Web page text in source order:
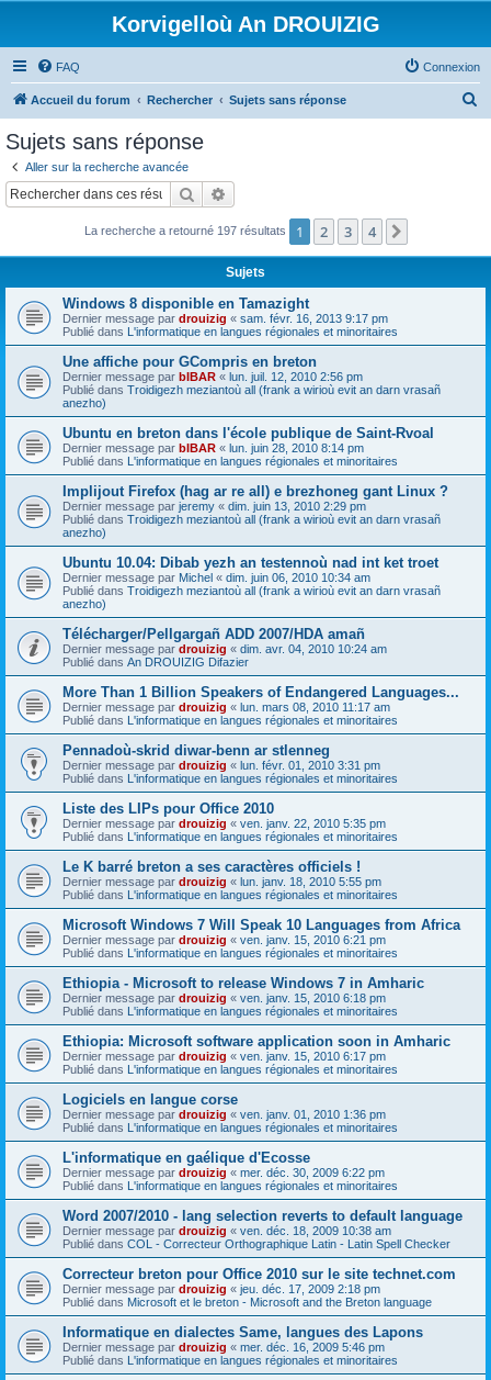
Korvigelloù An DROUIZIG
FAQ Connexion
Accueil du forum Rechercher Sujets sans réponse
c
Sujets sans réponse
Aller sur la recherche avancée
Rechercher
La recherche a retourné 197 résultats 1 2 3 4
Sujets
Windows 8 disponible en Tamazight
Dernier message par drouizig « sam. févr. 16, 2013 9:17 pm
Publié dans L'informatique en langues régionales et minoritaires
Une affiche pour GCompris en breton
Dernier message par bIBAR « lun. juil. 12, 2010 2:56 pm
Publié dans Troidigezh meziantoù all (frank a wirioù evit an darn vrasañ
anezho)
Ubuntu en breton dans l'école publique de Saint-Rvoal
Dernier message par bIBAR « lun. juin 28, 2010 8:14 pm
Publié dans L'informatique en langues régionales et minoritaires
Implijout Firefox (hag ar re all) e brezhoneg gant Linux ?
Dernier message par jeremy « dim. juin 13, 2010 2:29 pm
Publié dans Troidigezh meziantoù all (frank a wirioù evit an darn vrasañ
anezho)
Ubuntu 10.04: Dibab yezh an testennoù nad int ket troet
Dernier message par Michel « dim. juin 06, 2010 10:34 am
Publié dans Troidigezh meziantoù all (frank a wirioù evit an darn vrasañ
anezho)
Télécharger/Pellgargañ ADD 2007/HDA amañ
Dernier message par drouizig « dim. avr. 04, 2010 10:24 am
Publié dans An DROUIZIG Difazier
More Than 1 Billion Speakers of Endangered Languages...
Dernier message par drouizig « lun. mars 08, 2010 11:17 am
Publié dans L'informatique en langues régionales et minoritaires
Pennadoù-skrid diwar-benn ar stlenneg
Dernier message par drouizig « lun. févr. 01, 2010 3:31 pm
Publié dans L'informatique en langues régionales et minoritaires
Liste des LIPs pour Office 2010
Dernier message par drouizig « ven. janv. 22, 2010 5:35 pm
Publié dans L'informatique en langues régionales et minoritaires
Le K barré breton a ses caractères officiels !
Dernier message par drouizig « lun. janv. 18, 2010 5:55 pm
Publié dans L'informatique en langues régionales et minoritaires
Microsoft Windows 7 Will Speak 10 Languages from Africa
Dernier message par drouizig « ven. janv. 15, 2010 6:21 pm
Publié dans L'informatique en langues régionales et minoritaires
Ethiopia - Microsoft to release Windows 7 in Amharic
Dernier message par drouizig « ven. janv. 15, 2010 6:18 pm
Publié dans L'informatique en langues régionales et minoritaires
Ethiopia: Microsoft software application soon in Amharic
Dernier message par drouizig « ven. janv. 15, 2010 6:17 pm
Publié dans L'informatique en langues régionales et minoritaires
Logiciels en langue corse
Dernier message par drouizig « ven. janv. 01, 2010 1:36 pm
Publié dans L'informatique en langues régionales et minoritaires
L'informatique en gaélique d'Ecosse
Dernier message par drouizig « mer. déc. 30, 2009 6:22 pm
Publié dans L'informatique en langues régionales et minoritaires
Word 2007/2010 - lang selection reverts to default language
Dernier message par drouizig « ven. déc. 18, 2009 10:38 am
Publié dans COL - Correcteur Orthographique Latin - Latin Spell Checker
Correcteur breton pour Office 2010 sur le site technet.com
Dernier message par drouizig « jeu. déc. 17, 2009 2:18 pm
Publié dans Microsoft et le breton - Microsoft and the Breton language
Informatique en dialectes Same, langues des Lapons
Dernier message par drouizig « mer. déc. 16, 2009 5:46 pm
Publié dans L'informatique en langues régionales et minoritaires